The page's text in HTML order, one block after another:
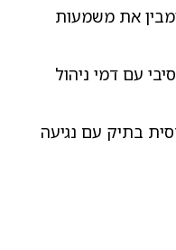
את משמעות
עם דמי ניהול
בתיק עם נגיעה